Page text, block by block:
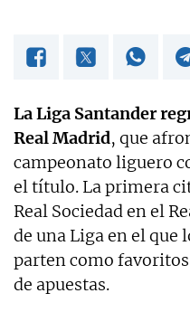
La Liga Santander
Real Madrid, que
campeonato liguero
el título. La primera
Real Sociedad en el
de una Liga en el que
parten como
de apuestas.